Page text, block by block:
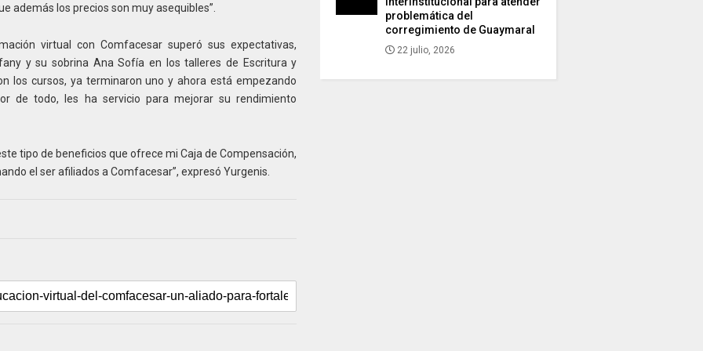
además los precios son muy asequibles”.
virtual con Comfacesar superó sus expectativas,
y su sobrina Ana Sofía en los talleres de Escritura y
los cursos, ya terminaron uno y ahora está empezando
de todo, les ha servicio para mejorar su rendimiento
tipo de beneficios que ofrece mi Caja de Compensación,
el ser afiliados a Comfacesar”, expresó Yurgenis.
problemática del
corregimiento de Guaymaral
22 julio, 2026